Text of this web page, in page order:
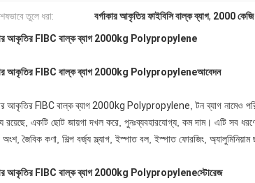
তুলে ধরা: বর্গাকার আকৃতির ফাইবিসি বাল্ক ব্যাগ, 2000 কেজি
আকৃতির FIBC বাল্ক ব্যাগ 2000kg Polypropylene
আকৃতির FIBC বাল্ক ব্যাগ 2000kg Polypropyleneআবেদন
আকৃতির FIBC বাল্ক ব্যাগ 2000kg Polypropylene, টন ব্যাগ নামেও
রয়েছে, একটি ছোট জায়গা দখল করে, পুনঃব্যবহারযোগ্য, কম দাম। এটি সব
অংশ, জৈবিক কণা, শিল্প বর্জ্য স্ল্যাগ, ইস্পাত বল, ইস্পাত ফোরজিং,
আকৃতির FIBC বাল্ক ব্যাগ 2000kg Polypropyleneস্টোরেজ